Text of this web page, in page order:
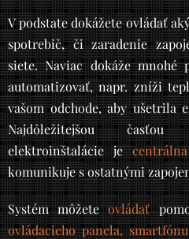
V podstate dokážete ovládať
spotrebič, či zaradenie
siete. Naviac dokáže mnohé
automatizovať, napr. zníži
vašom odchode, aby ušetrila
Najdôležitejšou časťou
elektroinštalácie je
komunikuje s ostatnými
Systém môžeteovládať
ovládacieho panela,